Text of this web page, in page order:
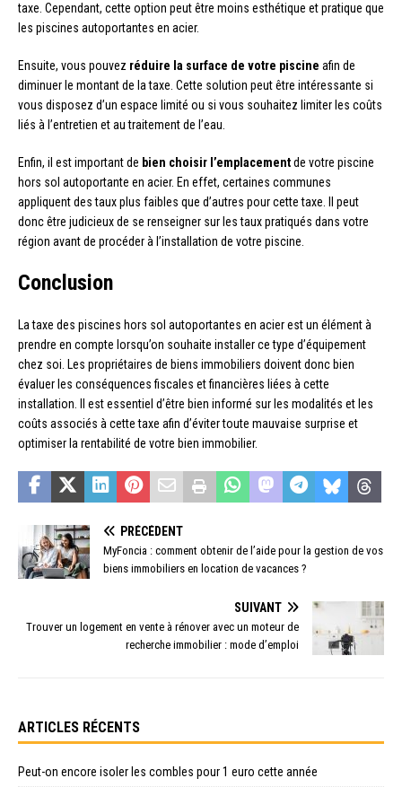
taxe. Cependant, cette option peut être moins esthétique et pratique que
les piscines autoportantes en acier.
Ensuite, vous pouvez réduire la surface de votre piscine afin de
diminuer le montant de la taxe. Cette solution peut être intéressante si
vous disposez d’un espace limité ou si vous souhaitez limiter les coûts
liés à l’entretien et au traitement de l’eau.
Enfin, il est important de bien choisir l’emplacementde votre piscine
hors sol autoportante en acier. En effet, certaines communes
appliquent des taux plus faibles que d’autres pour cette taxe. Il peut
donc être judicieux de se renseigner sur les taux pratiqués dans votre
région avant de procéder à l’installation de votre piscine.
Conclusion
La taxe des piscines hors sol autoportantes en acier est un élément à
prendre en compte lorsqu’on souhaite installer ce type d’équipement
chez soi. Les propriétaires de biens immobiliers doivent donc bien
évaluer les conséquences fiscales et financières liées à cette
installation. Il est essentiel d’être bien informé sur les modalités et les
coûts associés à cette taxe afin d’éviter toute mauvaise surprise et
optimiser la rentabilité de votre bien immobilier.
PRÉCÉDENT
MyFoncia : comment obtenir de l’aide pour la gestion de vos
biens immobiliers en location de vacances ?
SUIVANT
Trouver un logement en vente à rénover avec un moteur de
recherche immobilier : mode d’emploi
ARTICLES RÉCENTS
Peut-on encore isoler les combles pour 1 euro cette année